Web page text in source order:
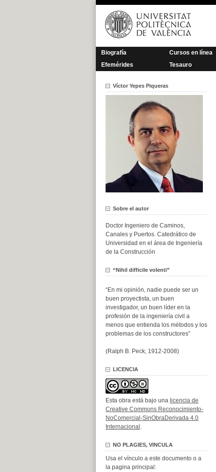
Saltar
contenido
Biografía Cursos en línea
Efemérides
Tesauro
Víctor Yepes Piqueras
Sobre el autor
Doctor Ingeniero de Caminos,
Canales y Puertos. Catedrático de
Universidad en el área de Ingeniería
de la Construcción
“Nihil difficile volenti”
“En mi opinión, nadie puede ser un
buen proyectista, un buen
investigador, un buen líder en la
profesión de la ingeniería civil a
menos que entienda los métodos y los
problemas de los constructores”
(Ralph B. Peck, 1912-2008)
LICENCIA
Esta obra está bajo una licencia de
Creative Commons Reconocimiento-
NoComercial-SinObraDerivada 4.0
Internacional .
NO PLAGIES, VINCULA
Usa el vínculo a este documento o a
la pagina principal: